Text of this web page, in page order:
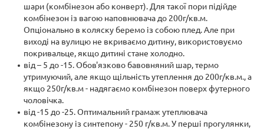
шари (комбінезон або конверт). Для такої пори підійде
комбінезон із вагою наповнювача до 200г/кв.м.
Опціонально в коляску беремо із собою плед. Але при
виході на вулицю не вкриваємо дитину, використовуємо
покривальце, якщо дитині стане холодно.
від – 5 до -15. Обов'язково бавовняний шар, термо
утримуючий, але якщо щільність утеплення до 200г/кв.м., а
якщо 250г/кв.м - надягаємо комбінезон поверх футерного
чоловічка.
від -15 до -25. Оптимальний грамаж утеплювача
комбінезону із синтепону - 250 г/кв.м. У перші прогулянки,